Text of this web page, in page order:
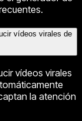
vídeos virales de
vídeos virales
la atención